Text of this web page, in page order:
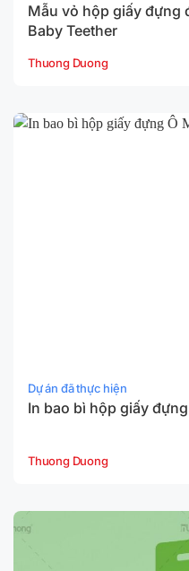
Mẫu vỏ hộp giấy đựng
Baby Teether
Thuong Duong
Dự án đã thực hiện
In bao bì hộp giấy
Thuong Duong